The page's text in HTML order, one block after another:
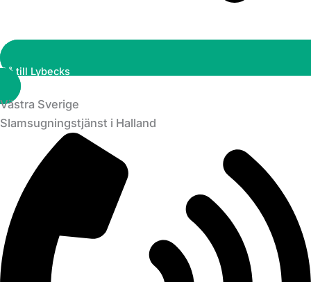
Gå till Lybecks
Västra Sverige
Slamsugningstjänst i Halland